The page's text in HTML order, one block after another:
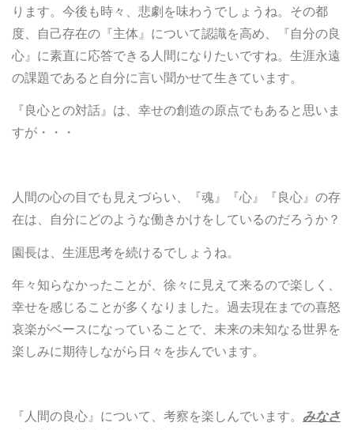
ります。今後も時々、悲劇を味わうでしょうね。その都
度、自己存在の『主体』について認識を高め、『自分の良
心』に素直に応答できる人間になりたいですね。生涯永遠
の課題であると自分に言い聞かせて生きています。
『良心との対話』は、幸せの創造の原点でもあると思いま
すが・・・
人間の心の目でも見えづらい、『魂』『心』『良心』の存
在は、自分にどのような働きかけをしているのだろうか？
園長は、生涯思考を続けるでしょうね。
年々知らなかったことが、徐々に見えて来るので楽しく、
幸せを感じることが多くなりました。過去現在までの喜怒
哀楽がベースになっていることで、未来の未知なる世界を
楽しみに期待しながら日々を歩んでいます。
『人間の良心』について、考察を楽しんでいます。 みなさ